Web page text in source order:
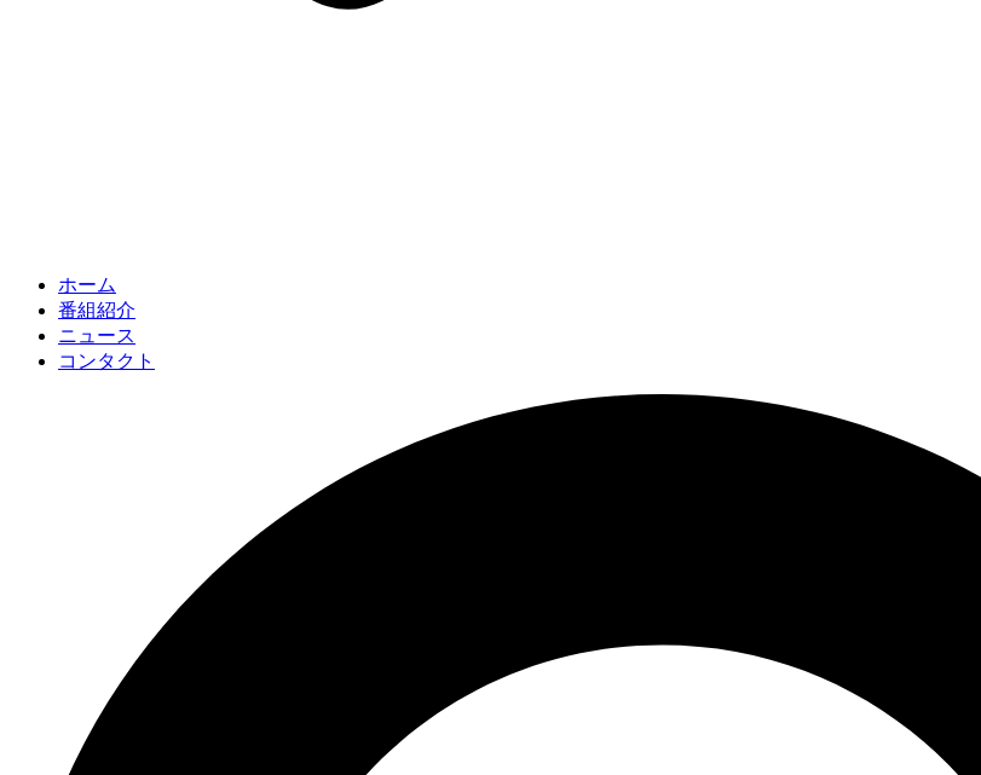
ホーム
番組紹介
ニュース
コンタクト